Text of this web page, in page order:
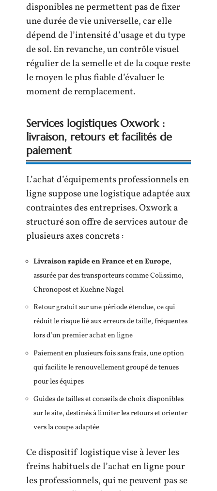
disponibles ne permettent pas de fixer
une durée de vie universelle, car elle
dépend de l’intensité d’usage et du type
de sol. En revanche, un contrôle visuel
régulier de la semelle et de la coque reste
le moyen le plus fiable d’évaluer le
moment de remplacement.
Services logistiques Oxwork :
livraison, retours et facilités de
paiement
L’achat d’équipements professionnels en
ligne suppose une logistique adaptée aux
contraintes des entreprises. Oxwork a
structuré son offre de services autour de
plusieurs axes concrets :
Livraison rapide en France et en Europe,
assurée par des transporteurs comme Colissimo,
Chronopost et Kuehne Nagel
Retour gratuit sur une période étendue, ce qui
réduit le risque lié aux erreurs de taille, fréquentes
lors d’un premier achat en ligne
Paiement en plusieurs fois sans frais, une option
qui facilite le renouvellement groupé de tenues
pour les équipes
Guides de tailles et conseils de choix disponibles
sur le site, destinés à limiter les retours et orienter
vers la coupe adaptée
Ce dispositif logistique vise à lever les
freins habituels de l’achat en ligne pour
les professionnels, qui ne peuvent pas se